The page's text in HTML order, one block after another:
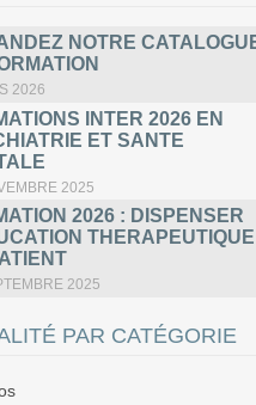
NOTRE
2026
INTER 2026 EN
ET SANTE
2025
2026 : DISPENSER
THERAPEUTIQUE
2025
PAR CATÉGORIE